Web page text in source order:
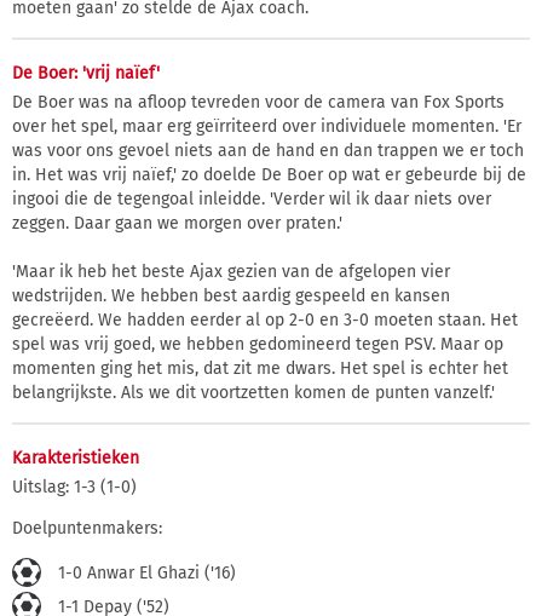
moeten gaan' zo stelde de Ajax coach.
De Boer: 'vrij naïef'
De Boer was na afloop tevreden voor de camera van Fox Sports
over het spel, maar erg geïrriteerd over individuele momenten. 'Er
was voor ons gevoel niets aan de hand en dan trappen we er toch
in. Het was vrij naïef,' zo doelde De Boer op wat er gebeurde bij de
ingooi die de tegengoal inleidde. 'Verder wil ik daar niets over
zeggen. Daar gaan we morgen over praten.'
'Maar ik heb het beste Ajax gezien van de afgelopen vier
wedstrijden. We hebben best aardig gespeeld en kansen
gecreëerd. We hadden eerder al op 2-0 en 3-0 moeten staan. Het
spel was vrij goed, we hebben gedomineerd tegen PSV. Maar op
momenten ging het mis, dat zit me dwars. Het spel is echter het
belangrijkste. Als we dit voortzetten komen de punten vanzelf.'
Karakteristieken
Uitslag: 1-3 (1-0)
Doelpuntenmakers:
1-0 Anwar El Ghazi ('16)
1-1 Depay ('52)